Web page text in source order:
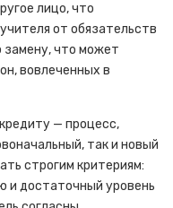
лицо, что
от обязательств
замену, что может
вовлеченных в
— процесс,
так и новый
строгим критериям:
и достаточный уровень